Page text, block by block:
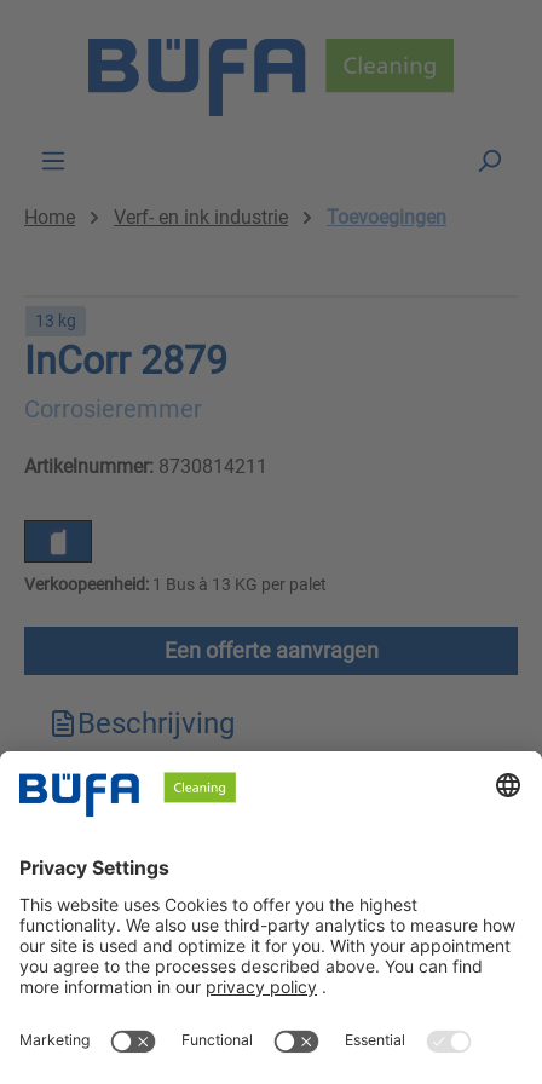
Home Verf- en ink industrie Toevoegingen
13 kg
InCorr 2879
Corrosieremmer
Artikelnummer: 8730814211
Verkoopeenheid: 1 Bus à 13 KG per palet
Een offerte aanvragen
Beschrijving
Technische kenmerken
Veiligheidsinstructies